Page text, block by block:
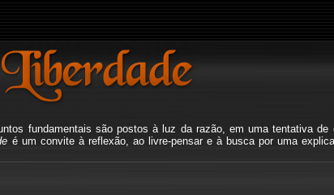
fundamentais são postos à luz da razão, em uma tentativa de
é um convite à reflexão, ao livre-pensar e à busca por uma